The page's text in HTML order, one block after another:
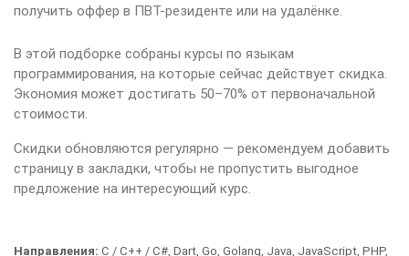
получить оффер в ПВТ-резиденте или на удалёнке.
В этой подборке собраны курсы по языкам
программирования, на которые сейчас действует скидка.
Экономия может достигать 50–70% от первоначальной
стоимости.
Скидки обновляются регулярно — рекомендуем добавить
страницу в закладки, чтобы не пропустить выгодное
предложение на интересующий курс.
Направления: C / C++ / C#, Dart, Go, Golang, Java, JavaScript, PHP,